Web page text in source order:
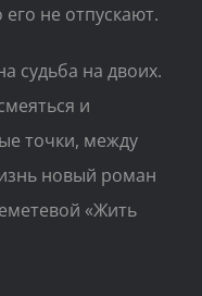
не отпускают.
судьба на двоих.
и
точки, между
новый роман
«Жить